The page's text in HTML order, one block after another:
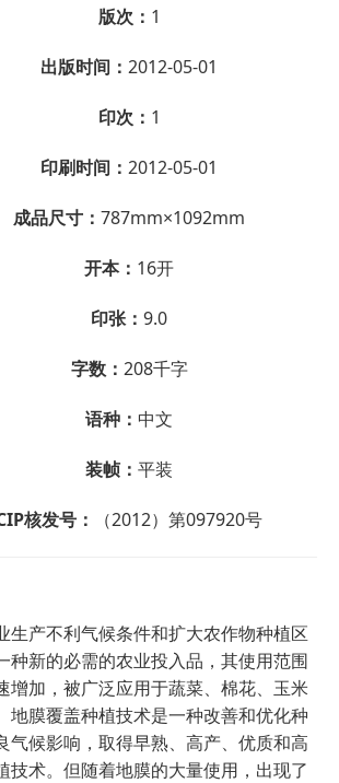
版次： 1
出版时间： 2012-05-01
印次： 1
印刷时间： 2012-05-01
成品尺寸： 787mm×1092mm
开本： 16开
印张： 9.0
字数： 208千字
语种： 中文
装帧： 平装
核发号： （2012）第097920号
生产不利气候条件和扩大农作物种植区
种新的必需的农业投入品，其使用范围
增加，被广泛应用于蔬菜、棉花、玉米
地膜覆盖种植技术是一种改善和优化种
气候影响，取得早熟、高产、优质和高
技术。但随着地膜的大量使用，出现了